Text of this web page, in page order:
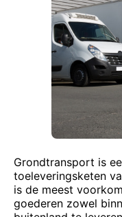
Grondtransport is
toeleveringsketen
is de meest
goederen zowel